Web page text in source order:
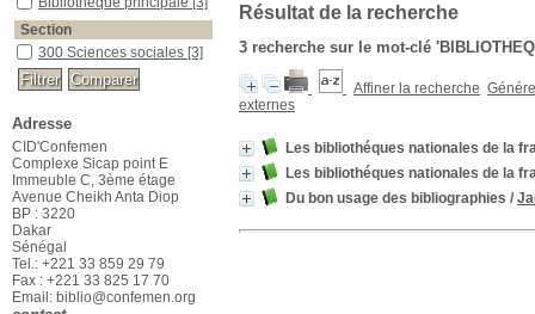
Résultat de la recherche
3 recherche sur le mot-clé
Affiner la recherche
externes
Les bibliothéques nationales de la
Les bibliothéques nationales de la
Du bon usage des bibliographies /
Section
300 Sciences sociales [3]
Adresse
CID'Confemen
Complexe Sicap point E
Immeuble C, 3ème étage
Avenue Cheikh Anta Diop
BP : 3220
Dakar
Sénégal
Tel.: +221 33 859 29 79
Fax : +221 33 825 17 70
Email: biblio@confemen.org